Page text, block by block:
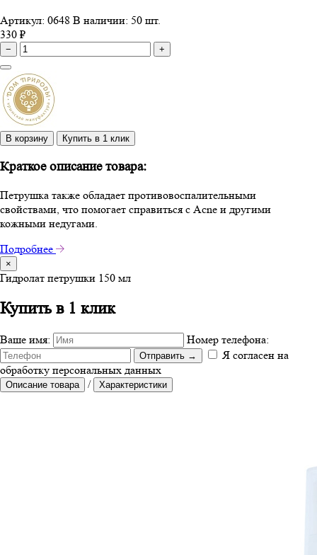
Артикул: 0648 В наличии: 50 шт.
330 ₽
− +
В корзину Купить в 1 клик
Краткое описание товара:
Петрушка также обладает противовоспалительными
свойствами, что помогает справиться с Acne и другими
кожными недугами.
Подробнее
×
Гидролат петрушки 150 мл
Купить в 1 клик
Ваше имя: Номер телефона:
Отправить →
Я согласен на
обработку персональных данных
Описание товара / Характеристики